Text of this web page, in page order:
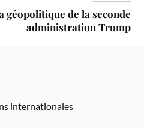
géopolitique de la seconde
administration Trump
internationales